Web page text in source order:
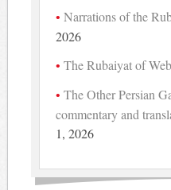
Narrations of the
2026
The Rubaiyat of
The Other Persian
commentary and
1, 2026